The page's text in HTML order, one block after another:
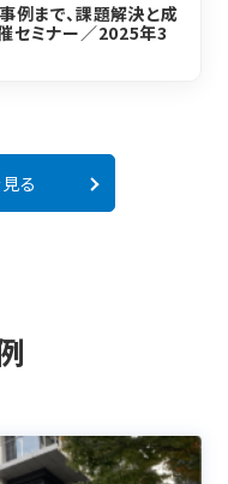
例まで、課題解決と成
セミナー／2025年3
る